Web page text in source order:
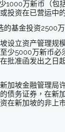
1000万新币（包
投资在已营运中
的基金投资2500
设立资产管理规
少5000万新币必
批准函发出之日
加坡金融管理局
债务证券，在新
在新加坡的非上